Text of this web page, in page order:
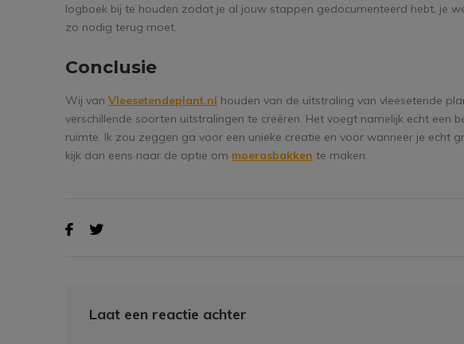
logboek bij te houden zodat je al jouw stappen gedocumenteerd hebt, je
zo nodig terug moet.
Conclusie
Wij van Vleesetendeplant.nl houden van de uitstraling van vleesetende
verschillende soorten uitstralingen te creëren. Het voegt namelijk echt een
ruimte. Ik zou zeggen ga voor een unieke creatie en voor wanneer je echt
kijk dan eens naar de optie om moerasbakken te maken.
Laat een reactie achter